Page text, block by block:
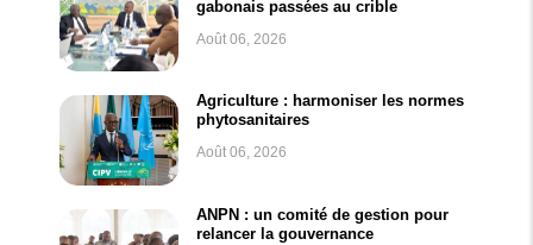
gabonais passées au crible
Août 06, 2026
Agriculture : harmoniser les normes
phytosanitaires
Août 06, 2026
ANPN : un comité de gestion pour
relancer la gouvernance